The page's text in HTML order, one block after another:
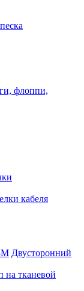
флоппи,
кабеля
Двусторонний
на тканевой